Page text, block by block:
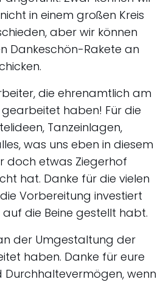
in einem großen Kreis
aber wir können
Dankeschön-Rakete an
die ehrenamtlich am
haben! Für die
Tanzeinlagen,
was uns eben in diesem
doch etwas Ziegerhof
hat. Danke für die vielen
Vorbereitung investiert
die Beine gestellt habt.
der Umgestaltung der
haben. Danke für eure
Durchhaltevermögen, wenn